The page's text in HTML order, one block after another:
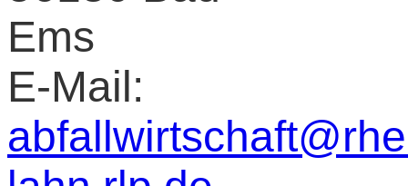
Ems
E-Mail: